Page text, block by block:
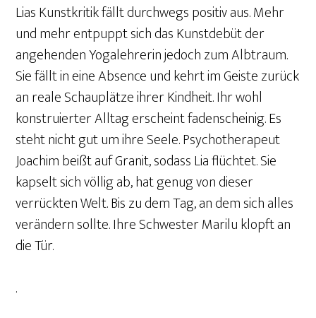
Lias Kunstkritik fällt durchwegs positiv aus. Mehr
und mehr entpuppt sich das Kunstdebüt der
angehenden Yogalehrerin jedoch zum Albtraum.
Sie fällt in eine Absence und kehrt im Geiste zurück
an reale Schauplätze ihrer Kindheit. Ihr wohl
konstruierter Alltag erscheint fadenscheinig. Es
steht nicht gut um ihre Seele. Psychotherapeut
Joachim beißt auf Granit, sodass Lia flüchtet. Sie
kapselt sich völlig ab, hat genug von dieser
verrückten Welt. Bis zu dem Tag, an dem sich alles
verändern sollte. Ihre Schwester Marilu klopft an
die Tür.
.